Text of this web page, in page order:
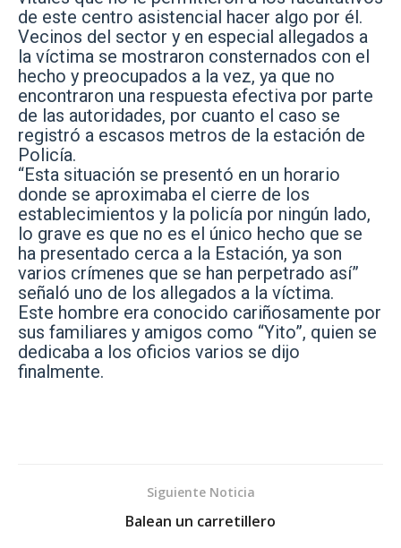
de este centro asistencial hacer algo por él.
Vecinos del sector y en especial allegados a
la víctima se mostraron consternados con el
hecho y preocupados a la vez, ya que no
encontraron una respuesta efectiva por parte
de las autoridades, por cuanto el caso se
registró a escasos metros de la estación de
Policía.
“Esta situación se presentó en un horario
donde se aproximaba el cierre de los
establecimientos y la policía por ningún lado,
lo grave es que no es el único hecho que se
ha presentado cerca a la Estación, ya son
varios crímenes que se han perpetrado así”
señaló uno de los allegados a la víctima.
Este hombre era conocido cariñosamente por
sus familiares y amigos como “Yito”, quien se
dedicaba a los oficios varios se dijo
finalmente.
Siguiente Noticia
Balean un carretillero